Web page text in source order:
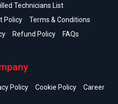
Technicians List
Policy
Terms & Conditions
Refund Policy FAQs
Policy Cookie Policy Career